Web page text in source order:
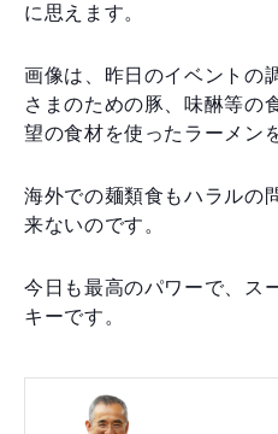
に思えます。
画像は、昨日のイベントの
さまのための豚、味醂等の
望の食材を使ったラーメン
海外での麺類食もハラルの
来ないのです。
今日も最高のパワーで、ス
キーです。